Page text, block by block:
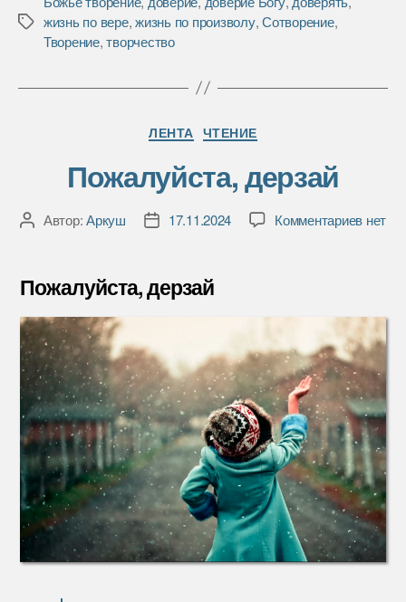
e
b
o
k
t
t
e
р
а
в
т
Меткижизнь по вере,жизнь по произволу,Сотворение,
Творение,творчество
Рубрики
ЛЕНТА ЧТЕНИЕ
Пожалуйста, дерзай
АвторАвтор:Аркуш
Дата17.11.2024 Комментариевкнет
Пожалуйста, дерзай